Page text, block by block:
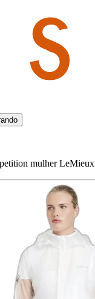
mulher LeMieux